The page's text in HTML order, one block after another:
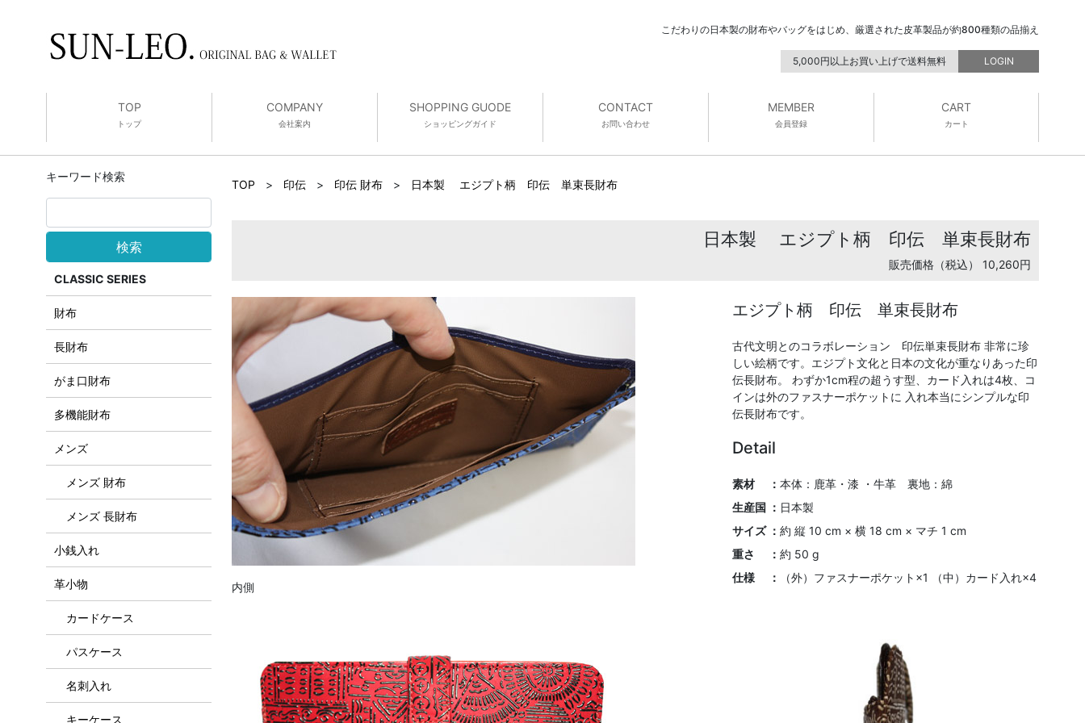
こだわりの日本製の財布やバッグをはじめ、厳選された皮革製品が約800種類の品揃え
5,000円以上お買い上げで送料無料 LOGIN
TOP
トップ
COMPANY
会社案内
SHOPPING GUODE
ショッピングガイド
CONTACT
お問い合わせ
MEMBER
会員登録
CART
カート
キーワード検索
検索
CLASSIC SERIES
財布
長財布
がま口財布
多機能財布
メンズ
メンズ 財布
メンズ 長財布
小銭入れ
革小物
カードケース
パスケース
名刺入れ
キーケース
TOP > 印伝 > 印伝 財布 > 日本製 エジプト柄 印伝 単束長財布
日本製 エジプト柄 印伝 単束長財布
販売価格（税込） 10,260円
内側
エジプト柄 印伝 単束長財布
古代文明とのコラボレーション 印伝単束長財布 非常に珍
しい絵柄です。エジプト文化と日本の文化が重なりあった印
伝長財布。 わずか1cm程の超うす型、カード入れは4枚、コ
インは外のファスナーポケットに 入れ本当にシンプルな印
伝長財布です。
Detail
素材 ： 本体：鹿革・漆 ・牛革 裏地：綿
生産国 ： 日本製
サイズ ： 約 縦 10 cm × 横 18 cm × マチ 1 cm
重さ ： 約 50 g
仕様 ：
（外）ファスナーポケット×1 （中）カード入れ×4